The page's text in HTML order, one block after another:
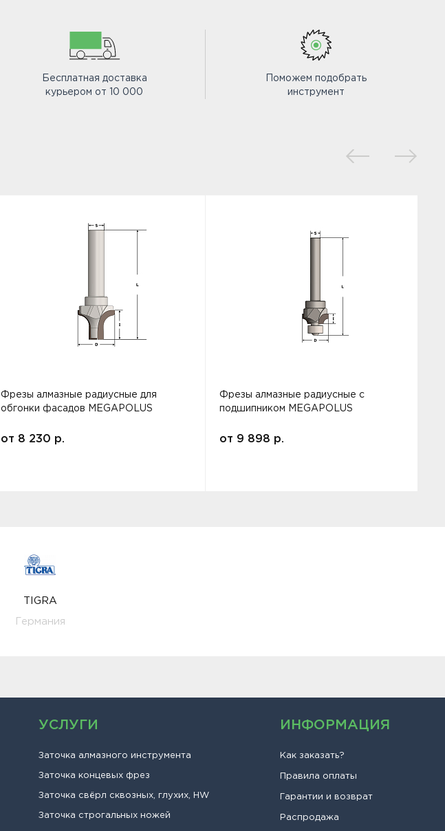
Бесплатная доставка
курьером от 10 000
Поможем подобрать
инструмент
Фрезы алмазные радиусные для
обгонки фасадов MEGAPOLUS
от 8 230 р.
Фрезы алмазные радиусные с
подшипником MEGAPOLUS
от 9 898 р.
TIGRA
Германия
УСЛУГИ
Заточка алмазного инструмента
Заточка концевых фрез
Заточка свёрл сквозных, глухих, HW
Заточка строгальных ножей
ИНФОРМАЦИЯ
Как заказать?
Правила оплаты
Гарантии и возврат
Распродажа